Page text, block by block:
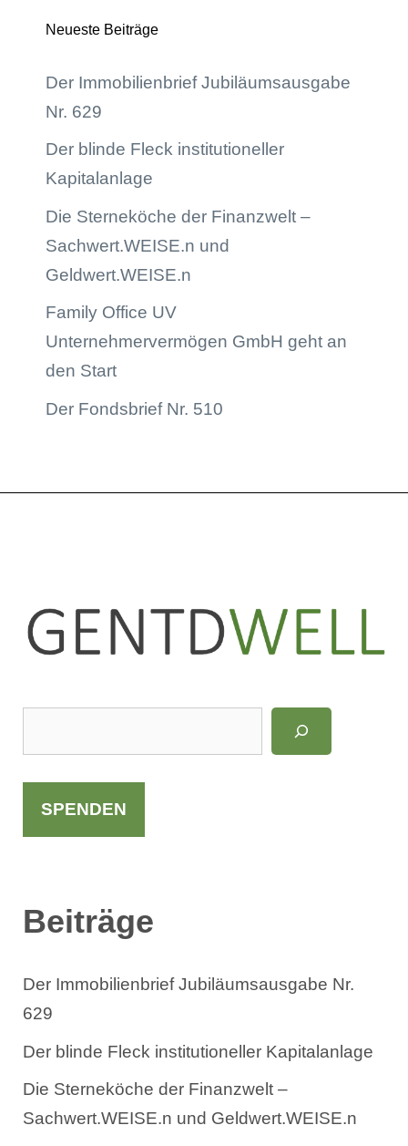
Neueste Beiträge
Der Immobilienbrief Jubiläumsausgabe
Nr. 629
Der blinde Fleck institutioneller
Kapitalanlage
Die Sterneköche der Finanzwelt –
Sachwert.WEISE.n und
Geldwert.WEISE.n
Family Office UV
Unternehmervermögen GmbH geht an
den Start
Der Fondsbrief Nr. 510
u
c
e
SPENDEN
Beiträge
Der Immobilienbrief Jubiläumsausgabe Nr.
629
Der blinde Fleck institutioneller Kapitalanlage
Die Sterneköche der Finanzwelt –
Sachwert.WEISE.n und Geldwert.WEISE.n